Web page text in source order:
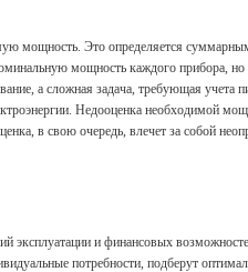
мощность. Это определяется
мощность каждого прибора,
а сложная задача, требующая учета
Недооценка необходимой
в свою очередь, влечет за собой
и финансовых
потребности, подберут